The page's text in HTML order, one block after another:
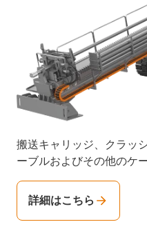
搬送キャリッジ、クラッ
ーブルおよびその他のケ
詳細はこちら